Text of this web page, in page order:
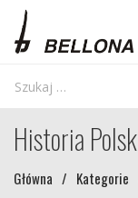
Historia
Główna / Kategorie